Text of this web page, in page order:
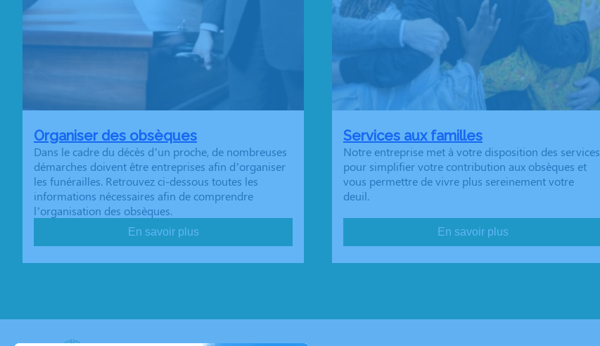
Organiser des obsèques
Dans le cadre du décès d’un proche, de nombreuses
démarches doivent être entreprises afin d’organiser
les funérailles. Retrouvez ci-dessous toutes les
informations nécessaires afin de comprendre
l’organisation des obsèques.
En savoir plus
Services aux familles
Notre entreprise met à votre disposition des services
pour simplifier votre contribution aux obsèques et
vous permettre de vivre plus sereinement votre
deuil.
En savoir plus